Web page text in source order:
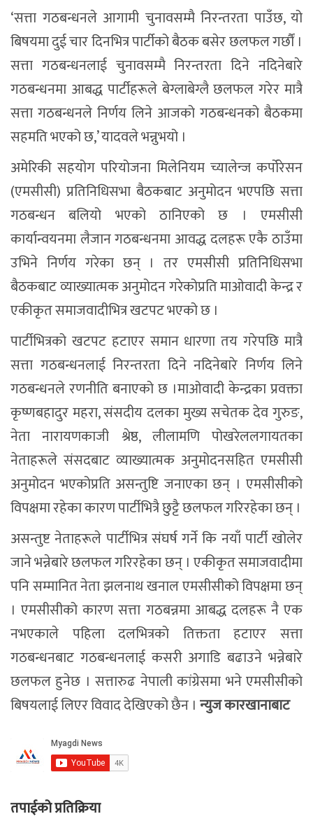
‘सत्ता गठबन्धनले आगामी चुनावसम्मै निरन्तरता पाउँछ, यो
बिषयमा दुई चार दिनभित्र पार्टीको बैठक बसेर छलफल गर्छौं ।
सत्ता गठबन्धनलाई चुनावसम्मै निरन्तरता दिने नदिनेबारे
गठबन्धनमा आबद्ध पार्टीहरूले बेग्लाबेग्लै छलफल गरेर मात्रै
सत्ता गठबन्धनले निर्णय लिने आजको गठबन्धनको बैठकमा
सहमति भएको छ,’ यादवले भन्नुभयो ।
अमेरिकी सहयोग परियोजना मिलेनियम च्यालेन्ज कर्पोरेसन
(एमसीसी) प्रतिनिधिसभा बैठकबाट अनुमोदन भएपछि सत्ता
गठबन्धन बलियो भएको ठानिएको छ । एमसीसी
कार्यान्वयनमा लैजान गठबन्धनमा आवद्ध दलहरू एकै ठाउँमा
उभिने निर्णय गरेका छन् । तर एमसीसी प्रतिनिधिसभा
बैठकबाट व्याख्यात्मक अनुमोदन गरेकोप्रति माओवादी केन्द्र र
एकीकृत समाजवादीभित्र खटपट भएको छ ।
पार्टीभित्रको खटपट हटाएर समान धारणा तय गरेपछि मात्रै
सत्ता गठबन्धनलाई निरन्तरता दिने नदिनेबारे निर्णय लिने
गठबन्धनले रणनीति बनाएको छ ।माओवादी केन्द्रका प्रवक्ता
कृष्णबहादुर महरा, संसदीय दलका मुख्य सचेतक देव गुरुङ,
नेता नारायणकाजी श्रेष्ठ, लीलामणि पोखरेललगायतका
नेताहरूले संसदबाट व्याख्यात्मक अनुमोदनसहित एमसीसी
अनुमोदन भएकोप्रति असन्तुष्टि जनाएका छन् । एमसीसीको
विपक्षमा रहेका कारण पार्टीभित्रै छुट्टै छलफल गरिरहेका छन् ।
असन्तुष्ट नेताहरूले पार्टीभित्र संघर्ष गर्ने कि नयाँ पार्टी खोलेर
जाने भन्नेबारे छलफल गरिरहेका छन् । एकीकृत समाजवादीमा
पनि सम्मानित नेता झलनाथ खनाल एमसीसीको विपक्षमा छन्
। एमसीसीको कारण सत्ता गठबन्नमा आबद्ध दलहरू नै एक
नभएकाले पहिला दलभित्रको तिक्तता हटाएर सत्ता
गठबन्धनबाट गठबन्धनलाई कसरी अगाडि बढाउने भन्नेबारे
छलफल हुनेछ । सत्तारुढ नेपाली कांग्रेसमा भने एमसीसीको
बिषयलाई लिएर विवाद देखिएको छैन । न्युज कारखानाबाट
तपाईको प्रतिक्रिया